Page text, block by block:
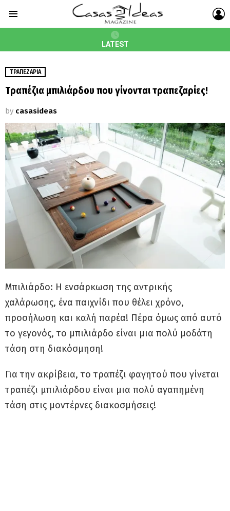
LATEST
ΤΡΑΠΕΖΑΡΊΑ
Tραπέζια μπιλιάρδου που γίνονται τραπεζαρίες!
by casasideas
Μπιλιάρδο: Η ενσάρκωση της αντρικής
χαλάρωσης, ένα παιχνίδι που θέλει χρόνο,
προσήλωση και καλή παρέα! Πέρα όμως από αυτό
το γεγονός, το μπιλιάρδο είναι μια πολύ μοδάτη
τάση στη διακόσμηση!
Για την ακρίβεια, το τραπέζι φαγητού που γίνεται
τραπέζι μπιλιάρδου είναι μια πολύ αγαπημένη
τάση στις μοντέρνες διακοσμήσεις!